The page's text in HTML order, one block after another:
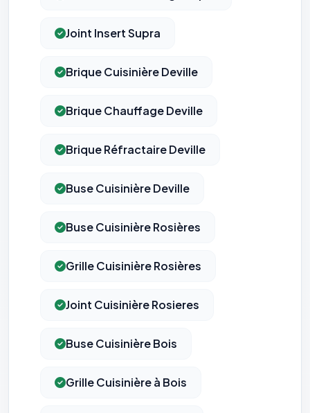
Joint Insert Supra
Brique Cuisinière Deville
Brique Chauffage Deville
Brique Réfractaire Deville
Buse Cuisinière Deville
Buse Cuisinière Rosières
Grille Cuisinière Rosières
Joint Cuisinière Rosieres
Buse Cuisinière Bois
Grille Cuisinière à Bois
traçants (Art. 82 loi Informatique et Libertés ; recommandation CNIL
opposer : utilisez lelien dédié en pied de chaque courriel
confidentialité (section Traceurs dans les Courriels).